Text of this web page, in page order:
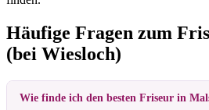
Häufige Fragen zum
(bei Wiesloch)
Wie finde ich den besten Friseur in